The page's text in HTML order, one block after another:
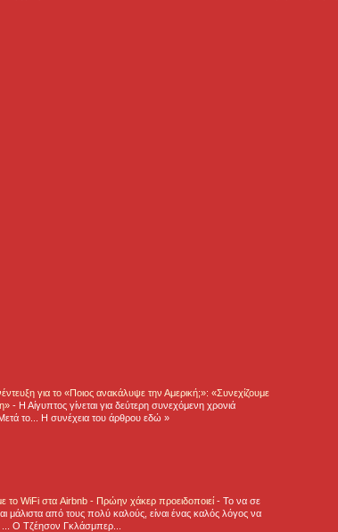
για το «Ποιος ανακάλυψε την Αμερική;»: «Συνεχίζουμε
- Η Αίγυπτος γίνεται για δεύτερη συνεχόμενη χρονιά
το... Η συνέχεια του άρθρου εδώ »
το WiFi στα Airbnb - Πρώην χάκερ προειδοποιεί- Το να σε
μάλιστα από τους πολύ καλούς, είναι ένας καλός λόγος να
Ο Τζέησον Γκλάσμπερ...